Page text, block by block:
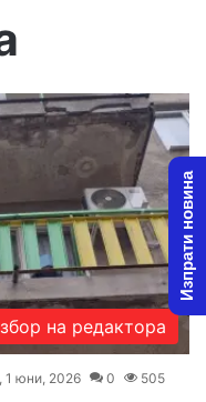
на редактора
1 юни, 2026 0 505
Изпрати новина